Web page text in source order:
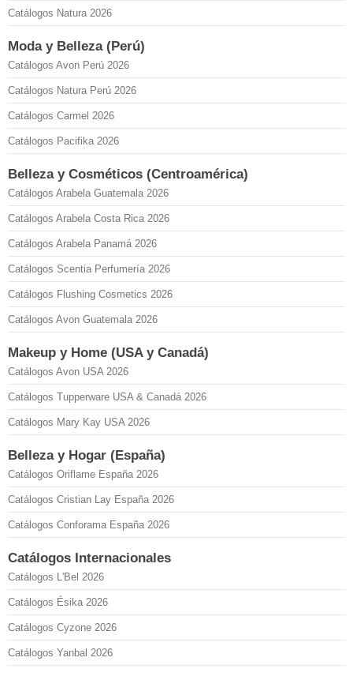
Catálogos Natura 2026
Moda y Belleza (Perú)
Catálogos Avon Perú 2026
Catálogos Natura Perú 2026
Catálogos Carmel 2026
Catálogos Pacifika 2026
Belleza y Cosméticos (Centroamérica)
Catálogos Arabela Guatemala 2026
Catálogos Arabela Costa Rica 2026
Catálogos Arabela Panamá 2026
Catálogos Scentia Perfumería 2026
Catálogos Flushing Cosmetics 2026
Catálogos Avon Guatemala 2026
Makeup y Home (USA y Canadá)
Catálogos Avon USA 2026
Catálogos Tupperware USA & Canadá 2026
Catálogos Mary Kay USA 2026
Belleza y Hogar (España)
Catálogos Oriflame España 2026
Catálogos Cristian Lay España 2026
Catálogos Conforama España 2026
Catálogos Internacionales
Catálogos L'Bel 2026
Catálogos Ésika 2026
Catálogos Cyzone 2026
Catálogos Yanbal 2026